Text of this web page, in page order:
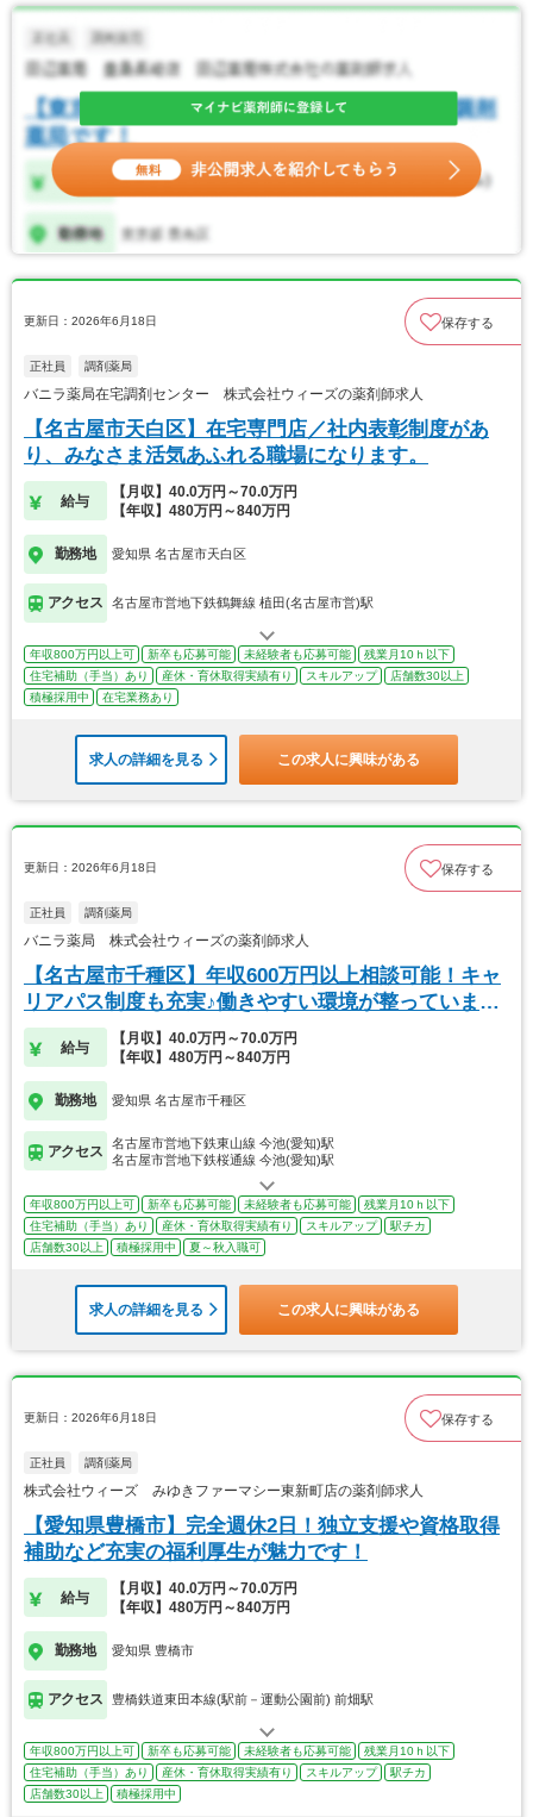
更新日：2026年6月18日 保存する
正社員 調剤薬局
バニラ薬局在宅調剤センター 株式会社ウィーズの薬剤師求人
【名古屋市天白区】在宅専門店／社内表彰制度があ
り、みなさま活気あふれる職場になります。
給与
【月収】40.0万円～70.0万円
【年収】480万円～840万円
勤務地 愛知県 名古屋市天白区
アクセス 名古屋市営地下鉄鶴舞線 植田(名古屋市営)駅
年収800万円以上可 新卒も応募可能 未経験者も応募可能
残業月10ｈ以下
住宅補助（手当）あり
産休・育休取得実績有り スキルアップ
店舗数30以上
積極採用中
在宅業務あり
求人の詳細を見る この求人に興味がある
更新日：2026年6月18日 保存する
正社員 調剤薬局
バニラ薬局 株式会社ウィーズの薬剤師求人
【名古屋市千種区】年収600万円以上相談可能！キャ
リアパス制度も充実♪働きやすい環境が整っています
◎
給与
【月収】40.0万円～70.0万円
【年収】480万円～840万円
勤務地 愛知県 名古屋市千種区
アクセス
名古屋市営地下鉄東山線 今池(愛知)駅
名古屋市営地下鉄桜通線 今池(愛知)駅
年収800万円以上可 新卒も応募可能 未経験者も応募可能
残業月10ｈ以下
住宅補助（手当）あり
産休・育休取得実績有り スキルアップ
駅チカ
店舗数30以上
積極採用中 夏～秋入職可
求人の詳細を見る この求人に興味がある
更新日：2026年6月18日 保存する
正社員 調剤薬局
株式会社ウィーズ みゆきファーマシー東新町店の薬剤師求人
【愛知県豊橋市】完全週休2日！独立支援や資格取得
補助など充実の福利厚生が魅力です！
給与
【月収】40.0万円～70.0万円
【年収】480万円～840万円
勤務地 愛知県 豊橋市
アクセス 豊橋鉄道東田本線(駅前－運動公園前) 前畑駅
年収800万円以上可 新卒も応募可能 未経験者も応募可能
残業月10ｈ以下
住宅補助（手当）あり
産休・育休取得実績有り スキルアップ
駅チカ
店舗数30以上
積極採用中